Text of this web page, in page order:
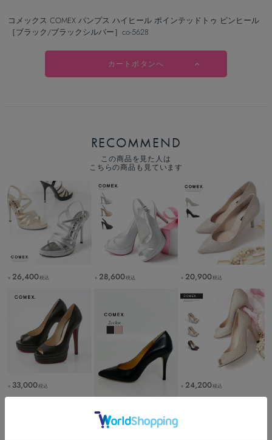
コメックス COMEX パンプス ハイヒール ポインテッドトゥ ピンヒール
［ブラック/ブラックシルバー］co-5628
カートボタンへ
RECOMMEND
この商品を見た人は
こちらの商品も見ています
￥ 26,400税込 ￥ 28,600税込 ￥ 20,900税込
￥ 33,000税込
￥ 24,200
￥ 24,200税込